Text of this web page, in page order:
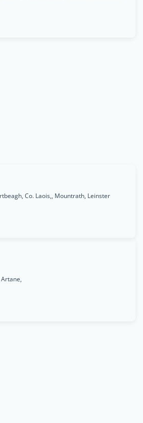
Co. Laois,, Mountrath, Leinster